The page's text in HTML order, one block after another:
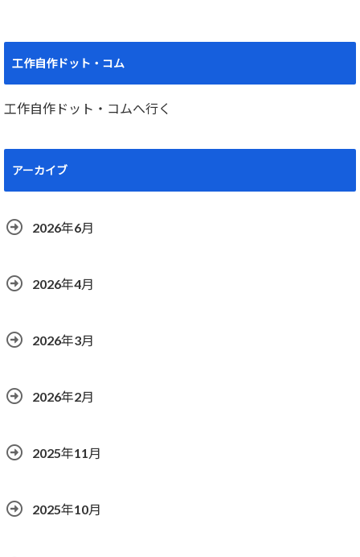
工作自作ドット・コム
工作自作ドット・コムへ行く
アーカイブ
2026年6月
2026年4月
2026年3月
2026年2月
2025年11月
2025年10月